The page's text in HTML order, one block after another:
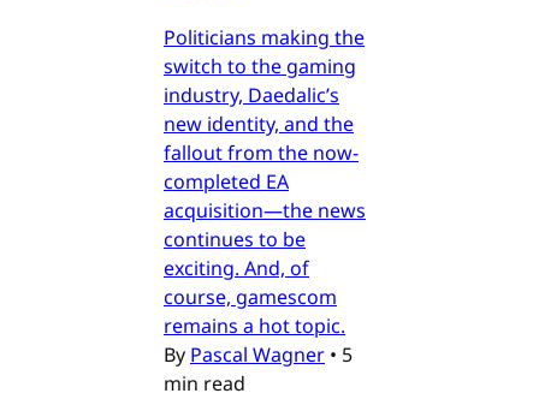
Politicians making the
switch to the gaming
industry, Daedalic’s
new identity, and the
fallout from the now-
completed EA
acquisition—the news
continues to be
exciting. And, of
course, gamescom
remains a hot topic.
By Pascal Wagner • 5
min read